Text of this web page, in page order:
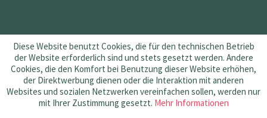
Diese Website benutzt Cookies, die für den technischen Betrieb
der Website erforderlich sind und stets gesetzt werden. Andere
Cookies, die den Komfort bei Benutzung dieser Website erhöhen,
der Direktwerbung dienen oder die Interaktion mit anderen
Websites und sozialen Netzwerken vereinfachen sollen, werden nur
mit Ihrer Zustimmung gesetzt. Mehr Informationen